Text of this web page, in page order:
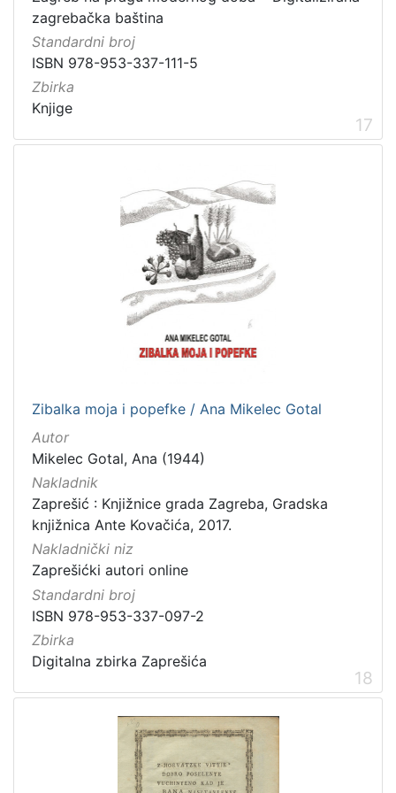
zagrebačka baština
Standardni broj
ISBN 978-953-337-111-5
Zbirka
Knjige
17
Zibalka moja i popefke / Ana Mikelec Gotal
Autor
Mikelec Gotal, Ana (1944)
Nakladnik
Zaprešić : Knjižnice grada Zagreba, Gradska
knjižnica Ante Kovačića, 2017.
Nakladnički niz
Zaprešićki autori online
Standardni broj
ISBN 978-953-337-097-2
Zbirka
Digitalna zbirka Zaprešića
18